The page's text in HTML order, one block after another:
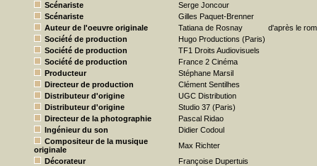
Scénariste
Serge Joncour
Scénariste
Gilles Paquet-Brenner
Auteur de l'oeuvre originale
Tatiana de Rosnay
d'après le
Société de production
Hugo Productions (Paris)
Société de production
TF1 Droits Audiovisuels
Société de production
France 2 Cinéma
Producteur
Stéphane Marsil
Directeur de production
Clément Sentilhes
Distributeur d'origine
UGC Distribution
Distributeur d'origine
Studio 37 (Paris)
Directeur de la photographie
Pascal Ridao
Ingénieur du son
Didier Codoul
Compositeur de la musique
originale
Max Richter
Décorateur
Françoise Dupertuis